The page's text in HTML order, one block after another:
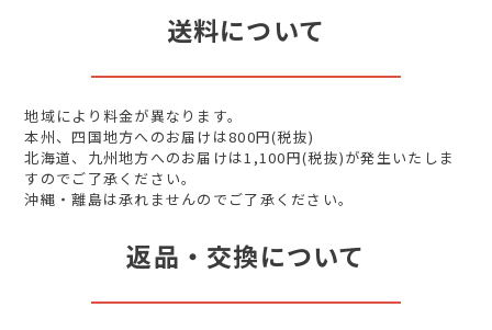
送料について
地域により料金が異なります。
本州、四国地方へのお届けは800円(税抜)
北海道、九州地方へのお届けは1,100円(税抜)が発生いたしま
すのでご了承ください。
沖縄・離島は承れませんのでご了承ください。
返品・交換について